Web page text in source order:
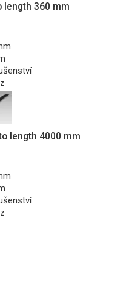
length 360 mm
length 4000 mm